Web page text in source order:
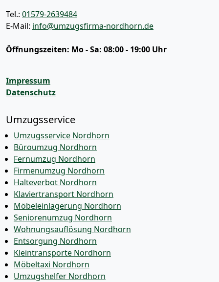
Tel.: 01579-2639484
E-Mail: info@umzugsfirma-nordhorn.de
Öffnungszeiten: Mo - Sa: 08:00 - 19:00 Uhr
Impressum
Datenschutz
Umzugsservice
Umzugsservice Nordhorn
Büroumzug Nordhorn
Fernumzug Nordhorn
Firmenumzug Nordhorn
Halteverbot Nordhorn
Klaviertransport Nordhorn
Möbeleinlagerung Nordhorn
Seniorenumzug Nordhorn
Wohnungsauflösung Nordhorn
Entsorgung Nordhorn
Kleintransporte Nordhorn
Möbeltaxi Nordhorn
Umzugshelfer Nordhorn